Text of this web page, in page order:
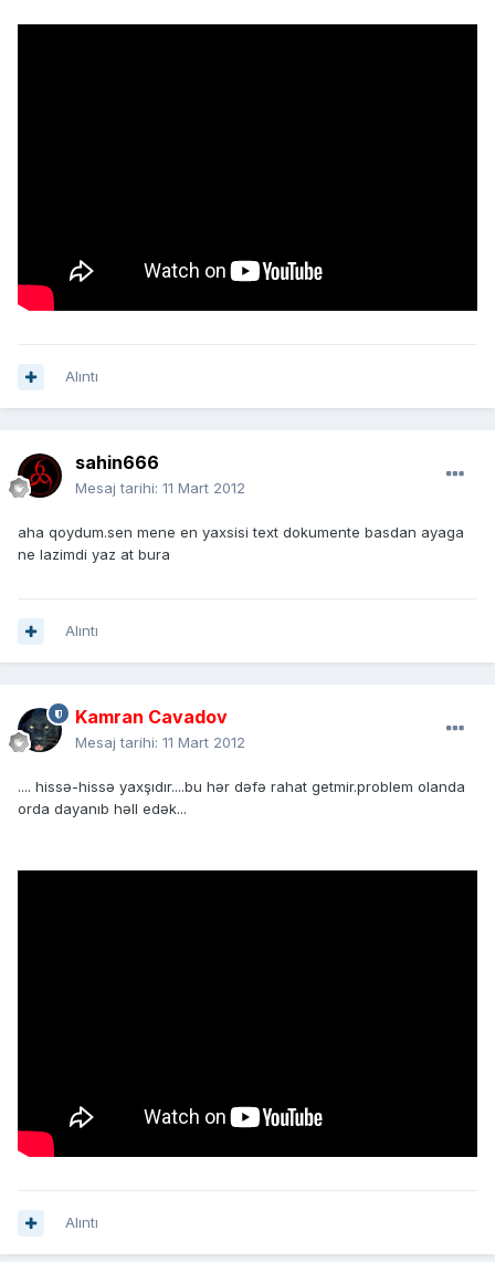
Alıntı
sahin666
Mesaj tarihi: 11 Mart 2012
aha qoydum.sen mene en yaxsisi text dokumente basdan ayaga
ne lazimdi yaz at bura
Alıntı
Kamran Cavadov
Mesaj tarihi: 11 Mart 2012
.... hissə-hissə yaxşıdır....bu hər dəfə rahat getmir.problem olanda
orda dayanıb həll edək...
Alıntı